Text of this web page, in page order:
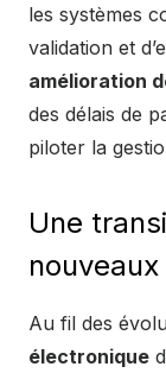
les systèmes
validation et
amélioration
des délais de
piloter la
Une
Au fil des
électronique